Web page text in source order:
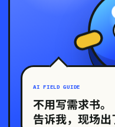
AI FIELD GUIDE
不用写需求书。
告诉我，现场出